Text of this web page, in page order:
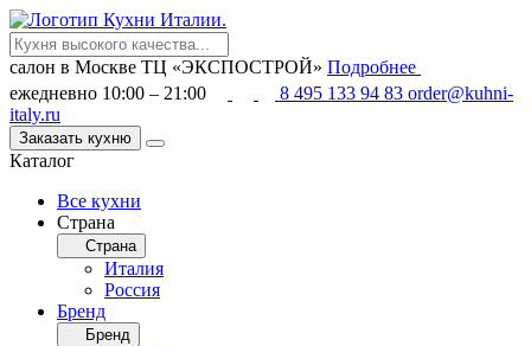
салон в Москве ТЦ «ЭКСПОСТРОЙ» Подробнее
ежедневно 10:00 – 21:00
8 495 133 94 83 order@kuhni-
italy.ru
Заказать кухню
Каталог
Все кухни
Страна
Страна
Италия
Россия
Бренд
Бренд